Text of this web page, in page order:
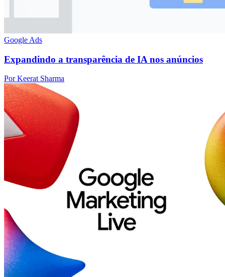
Google Ads
Expandindo a transparência de IA nos anúncios
Por Keerat Sharma